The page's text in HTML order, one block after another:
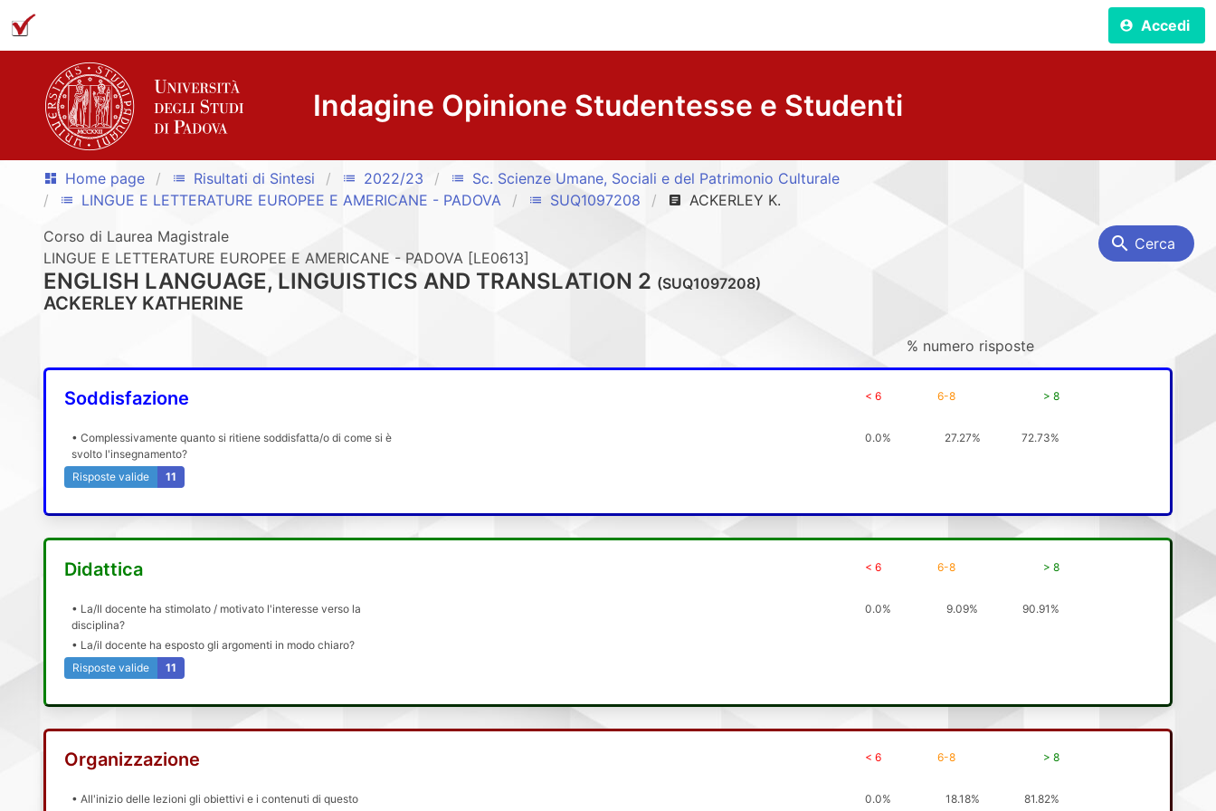
account_circle Accedi
Indagine Opinione Studentesse e Studenti
dashboard Home page list Risultati di Sintesi list 2022/23 list Sc. Scienze Umane, Sociali e del Patrimonio Culturale
list LINGUE E LETTERATURE EUROPEE E AMERICANE - PADOVA list SUQ1097208 article
ACKERLEY K.
Corso di Laurea Magistrale
LINGUE E LETTERATURE EUROPEE E AMERICANE - PADOVA [LE0613]
ENGLISH LANGUAGE, LINGUISTICS AND TRANSLATION 2 (SUQ1097208)
ACKERLEY KATHERINE
search Cerca
% numero risposte
Soddisfazione
• Complessivamente quanto si ritiene soddisfatta/o di come si è
svolto l'insegnamento?
Risposte valide
11
< 6 6-8 > 8
0.0% 27.27% 72.73%
Didattica
• La/Il docente ha stimolato / motivato l'interesse verso la
disciplina?
• La/il docente ha esposto gli argomenti in modo chiaro?
Risposte valide
11
< 6 6-8 > 8
0.0% 9.09% 90.91%
Organizzazione
• All'inizio delle lezioni gli obiettivi e i contenuti di questo
< 6 6-8 > 8
0.0% 18.18% 81.82%